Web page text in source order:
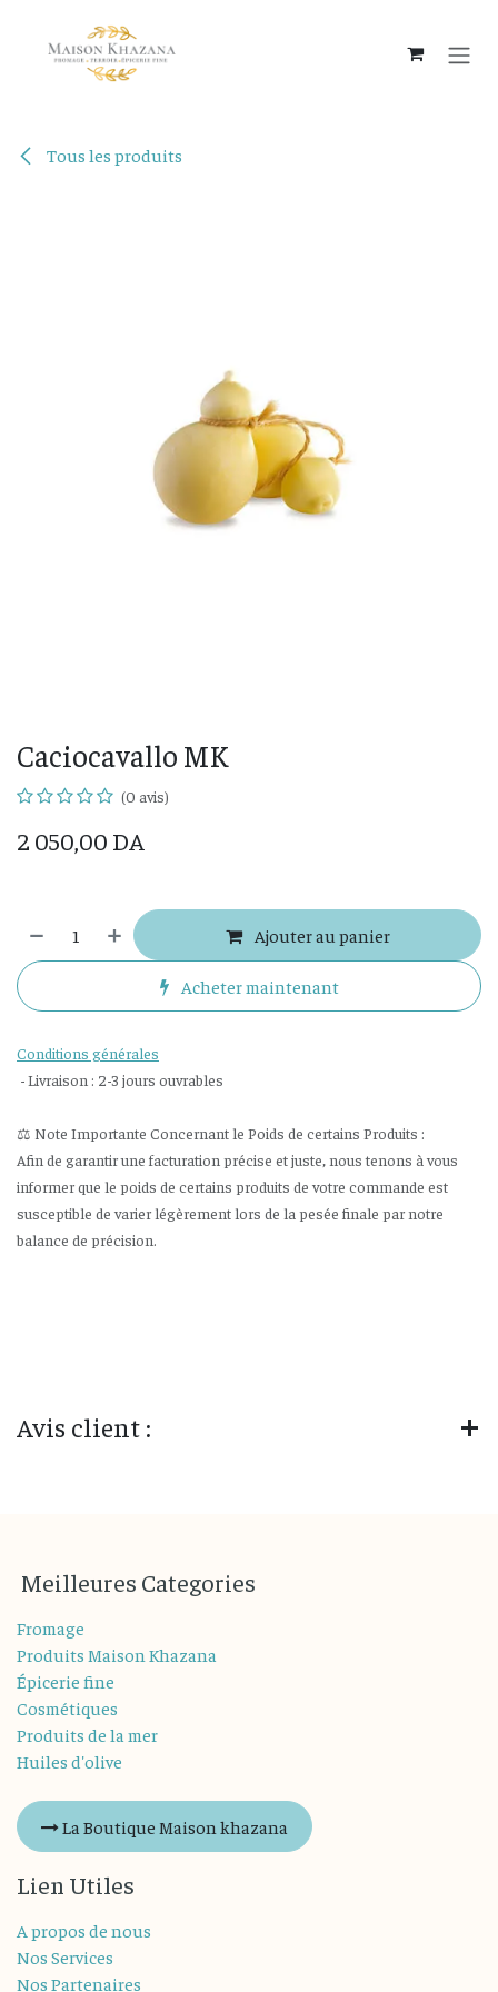
Tous les produits
Caciocavallo MK
(0 avis)
2 050,00 DA
Ajouter au panier
Acheter maintenant
Conditions générales
- Livraison : 2-3 jours ouvrables
⚖️ Note Importante Concernant le Poids de certains Produits :
Afin de garantir une facturation précise et juste, nous tenons à vous
informer que le poids de certains produits de votre commande est
susceptible de varier légèrement lors de la pesée finale par notre
balance de précision.
Avis client :
Meilleures Categories
Fromage
Produits Maison Khazana
Épicerie fine
Cosmétiques
Produits de la mer
Huiles d'olive
La Boutique Maison khazana
Lien Utiles
A propos de nous
Nos Services
Nos Partenaires